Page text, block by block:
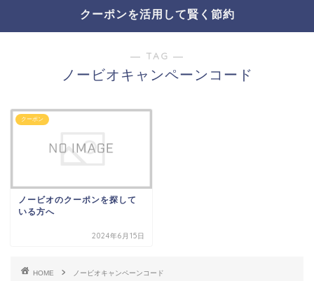
クーポンを活用して賢く節約
― TAG ―
ノービオキャンペーンコード
クーポン
ノービオのクーポンを探して
いる方へ
2024年6月15日
HOME ノービオキャンペーンコード